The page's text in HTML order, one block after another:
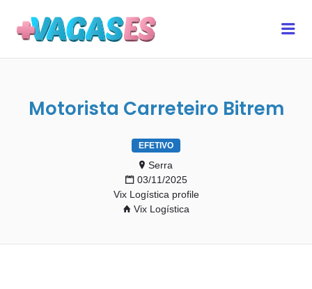
Motorista Carreteiro Bitrem
EFETIVO
Serra
03/11/2025
Vix Logística profile
Vix Logística